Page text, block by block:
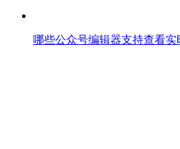
哪些公众号编辑器支持查看